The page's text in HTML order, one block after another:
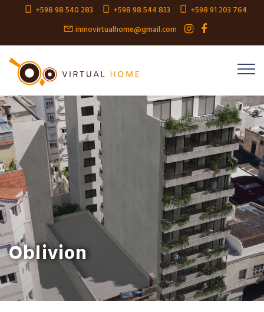
+598 98 540 283 +598 98 544 833
+598 91 203 764
inmovirtualhome@gmail.com
Oblivion